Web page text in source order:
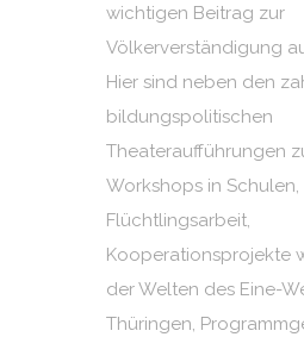
wichtigen Beitrag zur
Völkerverständigung
Hier sind neben den
bildungspolitischen
Theateraufführungen
Workshops in Schulen,
Flüchtlingsarbeit,
Kooperationsprojekte
der Welten des Eine-
Thüringen,